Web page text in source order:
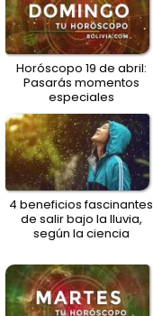
Horóscopo 19 de abril:
Pasarás momentos
especiales
4 beneficios fascinantes
de salir bajo la lluvia,
según la ciencia